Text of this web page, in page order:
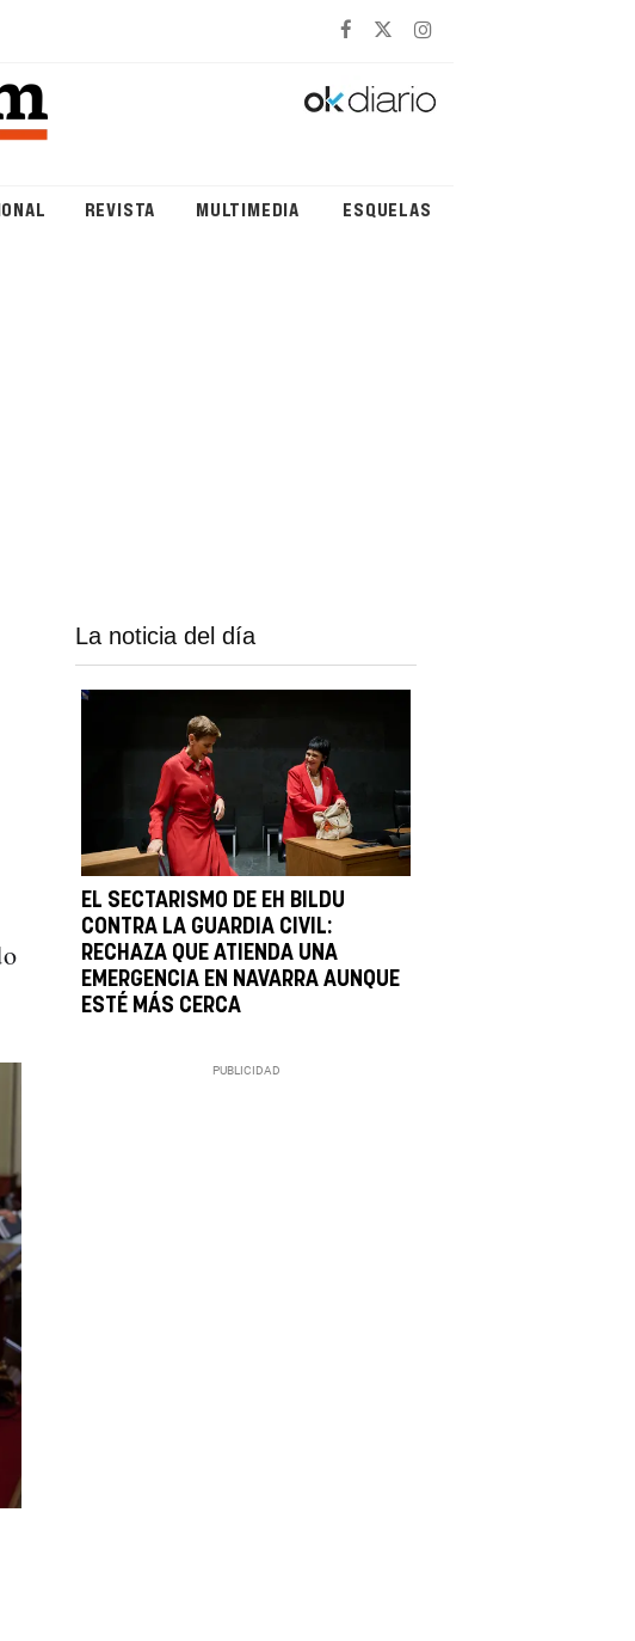
REVISTA MULTIMEDIA ESQUELAS
La noticia del día
EL SECTARISMO DE EH BILDU
CONTRA LA GUARDIA CIVIL:
RECHAZA QUE ATIENDA UNA
EMERGENCIA EN NAVARRA AUNQUE
ESTÉ MÁS CERCA